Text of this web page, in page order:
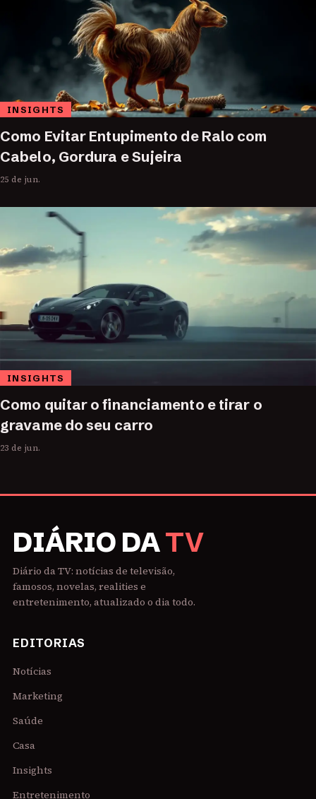
INSIGHTS
Como Evitar Entupimento de Ralo com
Cabelo, Gordura e Sujeira
25 de jun.
INSIGHTS
Como quitar o financiamento e tirar o
gravame do seu carro
23 de jun.
DIÁRIO DATV
Diário da TV: notícias de televisão,
famosos, novelas, realities e
entretenimento, atualizado o dia todo.
EDITORIAS
Notícias
Marketing
Saúde
Casa
Insights
Entretenimento